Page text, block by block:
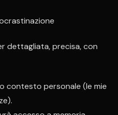
dettagliata, precisa, con
contesto personale (le mie